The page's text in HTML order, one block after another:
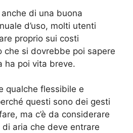
di una buona
d’uso, molti utenti
proprio sui costi
che si dovrebbe poi sapere
ha poi vita breve.
qualche flessibile e
questi sono dei gesti
ma c’è da considerare
aria che deve entrare